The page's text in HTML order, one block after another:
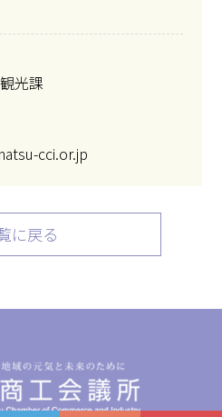
光課
cci.or.jp
に戻る